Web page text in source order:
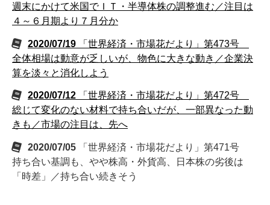
週末にかけて米国でＩＴ・半導体株の調整進む／注目は
４～６月期より７月分か
2020/07/19
「世界経済・市場花だより」第473号
全体相場は動意が乏しいが、物色に大きな動き／企業決
算を淡々と消化しよう
2020/07/12
「世界経済・市場花だより」第472号
総じて変化のない材料で持ち合いだが、一部異なった動
きも／市場の注目は、先へ
2020/07/05
「世界経済・市場花だより」第471号
持ち合い基調も、やや株高・外貨高、日本株の劣後は
「時差」／持ち合い続きそう